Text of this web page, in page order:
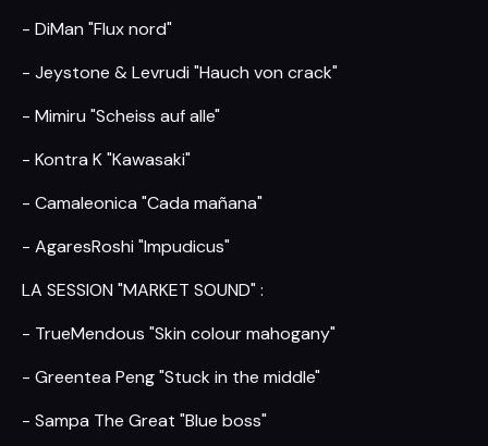
- DiMan "Flux nord"
- Jeystone & Levrudi "Hauch von crack"
- Mimiru "Scheiss auf alle"
- Kontra K "Kawasaki"
- Camaleonica "Cada mañana"
- AgaresRoshi "Impudicus"
LA SESSION "MARKET SOUND" :
- TrueMendous "Skin colour mahogany"
- Greentea Peng "Stuck in the middle"
- Sampa The Great "Blue boss"